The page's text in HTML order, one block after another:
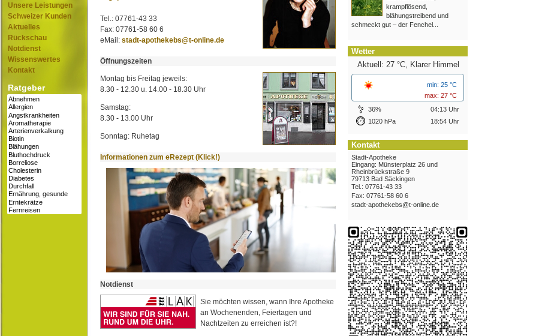
Unsere Leistungen
Schweizer Kunden
Aktuelles
Rückschau
Notdienst
Wissenswertes
Kontakt
Ratgeber
Tel.: 07761-43 33
Fax: 07761-58 60 6
eMail: stadt-apothekebs@t-online.de
Öffnungszeiten
Montag bis Freitag jeweils:
8.30 - 12.30 u. 14.00 - 18.30 Uhr
Samstag:
8.30 - 13.00 Uhr
Sonntag: Ruhetag
Informationen zum eRezept (Klick!)
Notdienst
Sie möchten wissen, wann Ihre Apotheke
an Wochenenden, Feiertagen und
Nachtzeiten zu erreichen ist?!
krampflösend,
blähungstreibend und
schmeckt gut – der Fenchel...
Wetter
Aktuell: 27 °C, Klarer Himmel
min: 25 °C
max: 27 °C
36%
04:13 Uhr
1020 hPa
18:54 Uhr
Kontakt
Stadt-Apotheke
Eingang: Münsterplatz 26 und
Rheinbrückstraße 9
79713 Bad Säckingen
Tel.: 07761-43 33
Fax: 07761-58 60 6
stadt-apothekebs@t-online.de